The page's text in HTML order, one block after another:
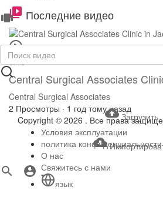
Загрузить
Последние видео
0:45
Central Surgical Associates
Central Surgical Associates
2 Просмотры · 1 год тому назад
Copyright © 2026 . Все права
Условия эксплуатации
политика конфиденциальности
О нас
Свяжитесь с нами
язык